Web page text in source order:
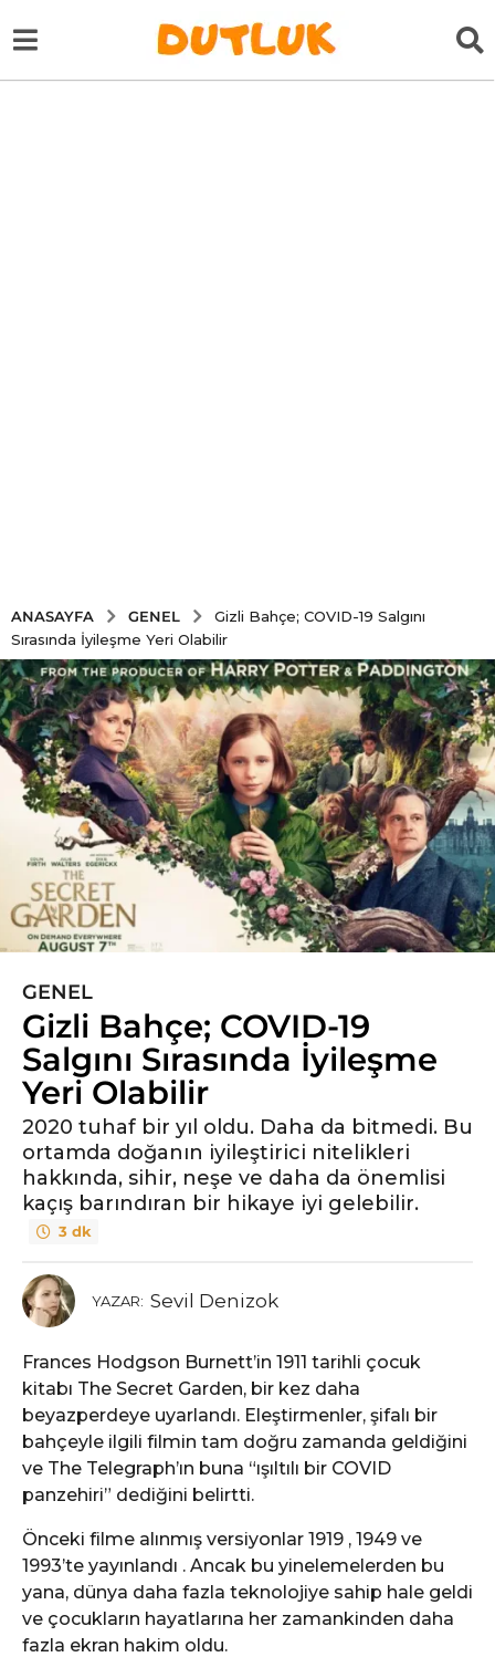
ANASAYFA GENEL
Gizli Bahçe; COVID-19 Salgını
Sırasında İyileşme Yeri Olabilir
6
y
ı
l
ö
n
c
e
6
l
ö
c
e
GENEL
Gizli Bahçe; COVID-19
Salgını Sırasında İyileşme
Yeri Olabilir
2020 tuhaf bir yıl oldu. Daha da bitmedi. Bu
ortamda doğanın iyileştirici nitelikleri
hakkında, sihir, neşe ve daha da önemlisi
kaçış barındıran bir hikaye iyi gelebilir.
3 dk
YAZAR: Sevil Denizok
Frances Hodgson Burnett’in 1911 tarihli çocuk
kitabı The Secret Garden, bir kez daha
beyazperdeye uyarlandı. Eleştirmenler, şifalı bir
bahçeyle ilgili filmin tam doğru zamanda geldiğini
ve The Telegraph’ın buna “ışıltılı bir COVID
panzehiri” dediğini belirtti.
Önceki filme alınmış versiyonlar 1919 , 1949 ve
1993’te yayınlandı . Ancak bu yinelemelerden bu
yana, dünya daha fazla teknolojiye sahip hale geldi
ve çocukların hayatlarına her zamankinden daha
fazla ekran hakim oldu.